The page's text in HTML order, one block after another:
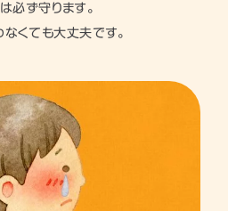
必ず守ります。
くても大丈夫です。